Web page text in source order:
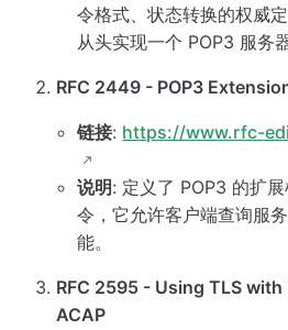
令格式、状态转换的权威
从头实现一个 POP3 服务
RFC 2449 - POP3
链接: https://www.rfc-
说明: 定义了 POP3 的扩
令，它允许客户端查询服
能。
RFC 2595 - Using TLS with
ACAP